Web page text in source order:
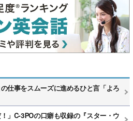
仕事をスムーズに進めるひと言「よろ
」C-3POの口癖も収録の『スター・ウ